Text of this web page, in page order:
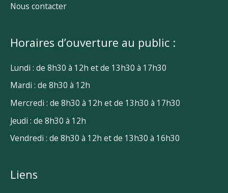
Nous contacter
Horaires d’ouverture au public :
Lundi : de 8h30 à 12h et de 13h30 à 17h30
Mardi : de 8h30 à 12h
Mercredi : de 8h30 à 12h et de 13h30 à 17h30
Jeudi : de 8h30 à 12h
Vendredi : de 8h30 à 12h et de 13h30 à 16h30
Liens